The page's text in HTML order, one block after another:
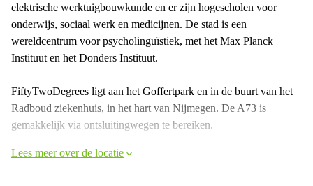
elektrische werktuigbouwkunde en er zijn hogescholen voor
onderwijs, sociaal werk en medicijnen. De stad is een
wereldcentrum voor psycholinguïstiek, met het Max Planck
Instituut en het Donders Instituut.
FiftyTwoDegrees ligt aan het Goffertpark en in de buurt van het
Radboud ziekenhuis, in het hart van Nijmegen. De A73 is
gemakkelijk via ontsluitingwegen te bereiken.
Lees meer over de locatie